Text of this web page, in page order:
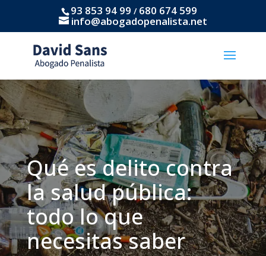
93 853 94 99 / 680 674 599
info@abogadopenalista.net
Qué es delito contra
la salud pública:
todo lo que
necesitas saber